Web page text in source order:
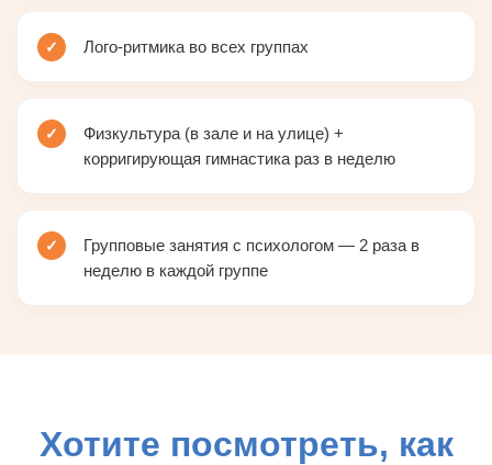
Лого-ритмика во всех группах
Физкультура (в зале и на улице) +
корригирующая гимнастика раз в неделю
Групповые занятия с психологом — 2 раза в
неделю в каждой группе
Хотите посмотреть, как